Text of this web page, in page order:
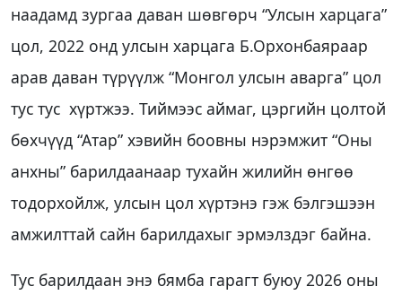
наадамд зургаа даван шөвгөрч “Улсын харцага”
цол, 2022 онд улсын харцага Б.Орхонбаяраар
арав даван түрүүлж “Монгол улсын аварга” цол
тус тус хүртжээ. Тиймээс аймаг, цэргийн цолтой
бөхчүүд “Атар” хэвийн боовны нэрэмжит “Оны
анхны” барилдаанаар тухайн жилийн өнгөө
тодорхойлж, улсын цол хүртэнэ гэж бэлгэшээн
амжилттай сайн барилдахыг эрмэлздэг байна.
Тус барилдаан энэ бямба гарагт буюу 2026 оны